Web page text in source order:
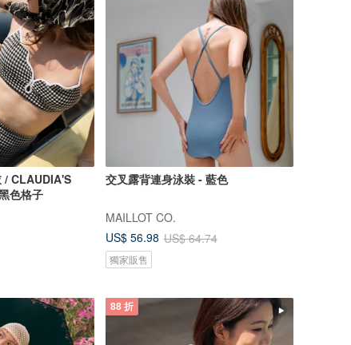
CLAUDIA'S
色格子
交叉露背連身泳裝 - 藍色
MAILLOT CO.
US$ 56.98 US$ 64.74
獨家販售
88 折